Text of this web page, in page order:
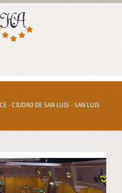
- CIUDAD DE SAN LUIS - SAN LUIS